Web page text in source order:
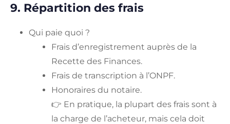
9. Répartition des frais
Qui paie quoi ?
Frais d’enregistrement auprès de la
Recette des Finances.
Frais de transcription à l’ONPF.
Honoraires du notaire.
👉 En pratique, la plupart des frais sont à
la charge de l’acheteur, mais cela doit